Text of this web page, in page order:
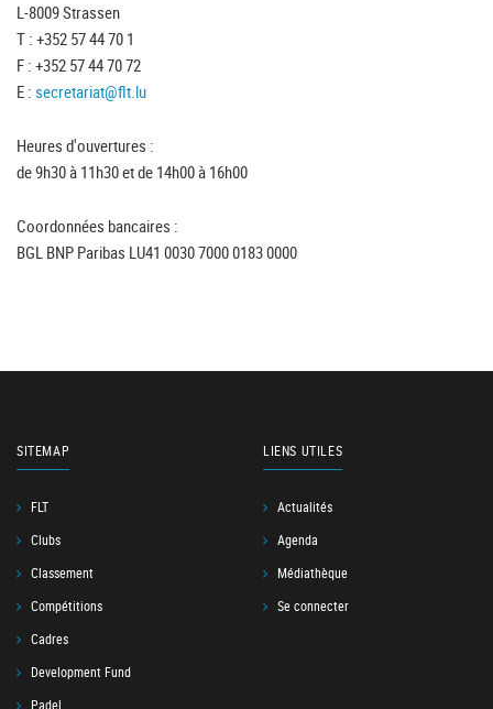
L-8009 Strassen
T : +352 57 44 70 1
F : +352 57 44 70 72
E : secretariat@flt.lu
Heures d'ouvertures :
de 9h30 à 11h30 et de 14h00 à 16h00
Coordonnées bancaires :
BGL BNP Paribas LU41 0030 7000 0183 0000
SITEMAP
FLT
Clubs
Classement
Compétitions
Cadres
Development Fund
Padel
LIENS UTILES
Actualités
Agenda
Médiathèque
Se connecter